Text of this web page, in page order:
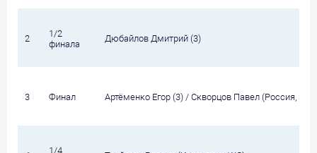
2
1/2
финала
Дюбайлов Дмитрий (3)
3 Финал Артёменко Егор (3) / Скворцов Павел (Россия, 3)
1/4